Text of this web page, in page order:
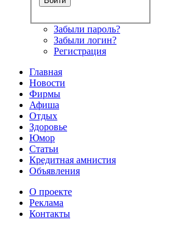
Забыли пароль?
Забыли логин?
Регистрация
Главная
Новости
Фирмы
Афиша
Отдых
Здоровье
Юмор
Статьи
Кредитная амнистия
Объявления
О проекте
Реклама
Контакты